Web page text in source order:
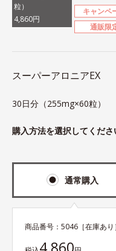
粒）
4,860円
キャンペ
通販限
スーパーアロニアEX
30日分（255mg×60粒）
購入方法を選択してくださ
通常購入
商品番号： 5046 ［在庫あり］